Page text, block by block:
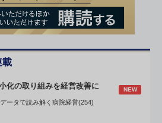
載
化の取り組みを経営改善に NEW
データで読み解く病院経営(254)